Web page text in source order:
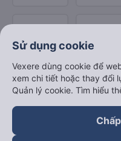
Sử dụng cookie
Vexere dùng cookie để
xem chi tiết hoặc thay đổi
Quản lý cookie. Tìm hiểu